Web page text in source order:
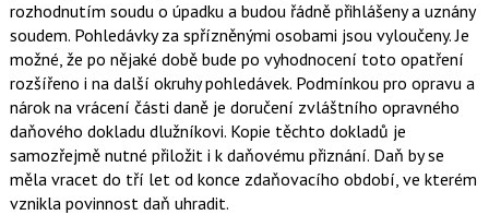
rozhodnutím soudu o úpadku a budou řádně přihlášeny a uznány
soudem. Pohledávky za spřízněnými osobami jsou vyloučeny. Je
možné, že po nějaké době bude po vyhodnocení toto opatření
rozšířeno i na další okruhy pohledávek. Podmínkou pro opravu a
nárok na vrácení části daně je doručení zvláštního opravného
daňového dokladu dlužníkovi. Kopie těchto dokladů je
samozřejmě nutné přiložit i k daňovému přiznání. Daň by se
měla vracet do tří let od konce zdaňovacího období, ve kterém
vznikla povinnost daň uhradit.